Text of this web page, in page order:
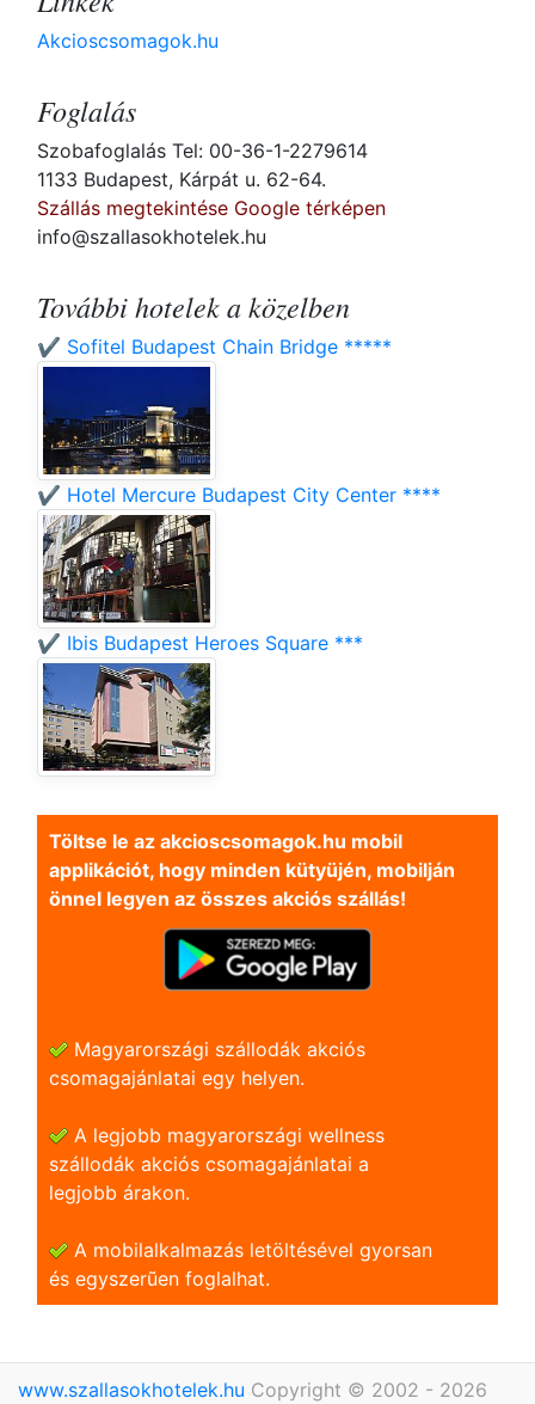
Akcioscsomagok.hu
Foglalás
Szobafoglalás Tel: 00-36-1-2279614
1133 Budapest, Kárpát u. 62-64.
Szállás megtekintése Google térképen
info@szallasokhotelek.hu
További hotelek a közelben
✔️ Sofitel Budapest Chain Bridge *****
✔️ Hotel Mercure Budapest City Center ****
✔️ Ibis Budapest Heroes Square ***
Töltse le az akcioscsomagok.hu mobil
applikációt, hogy minden kütyüjén, mobilján
önnel legyen az összes akciós szállás!
Magyarországi szállodák akciós
csomagajánlatai egy helyen.
A legjobb magyarországi wellness
szállodák akciós csomagajánlatai a
legjobb árakon.
A mobilalkalmazás letöltésével gyorsan
és egyszerũen foglalhat.
www.szallasokhotelek.hu Copyright © 2002 - 2026